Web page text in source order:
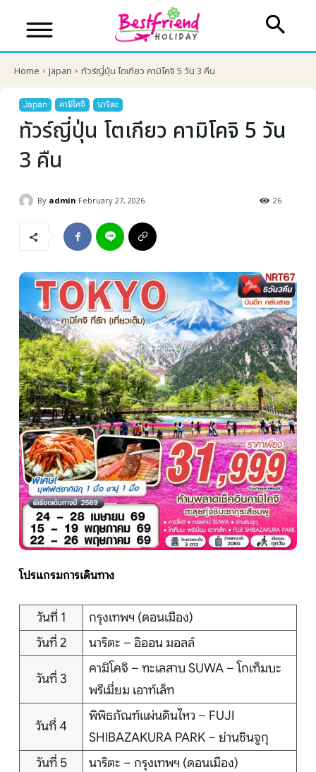
บริษัทเบสเฟรนด์ ฮอลิเดย์
เส้นทางที่ต้องการ
หน้าแรก
ทัวร์ต่างประเทศ
จัดกรุ๊ปต่างประเทศ
โปรไฟไหม้
ทัวร์ในประเทศ
บริการอื่นๆ
ติดต่อเรา
Search
Home Japan ทัวร์ญี่ปุ่น โตเกียว คามิโคจิ 5 วัน 3 คืน
Japan คามิโคจิ นาริตะ
ทัวร์ญี่ปุ่น โตเกียว คามิโคจิ 5 วัน
3 คืน
By admin February 27, 2026 26
โปรแกรมการเดินทาง
วันที่ 1
กรุงเทพฯ (ดอนเมือง)
วันที่ 2
นาริตะ – อิออน มอลล์
วันที่ 3
คามิโคจิ – ทะเลสาบ SUWA – โกเท็มบะ
พรีเมี่ยม เอาท์เล็ท
วันที่ 4
พิพิธภัณฑ์แผ่นดินไหว – FUJI
SHIBAZAKURA PARK – ย่านชินจูกุ
วันที่ 5
นาริตะ – กรุงเทพฯ (ดอนเมือง)